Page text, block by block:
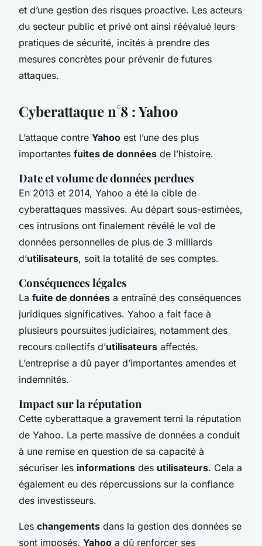
et d’une gestion des risques proactive. Les acteurs
du secteur public et privé ont ainsi réévalué leurs
pratiques de sécurité, incités à prendre des
mesures concrètes pour prévenir de futures
attaques.
Cyberattaque n°8 : Yahoo
L’attaque contre Yahoo est l’une des plus
importantes fuites de données de l’histoire.
Date et volume de données perdues
En 2013 et 2014, Yahoo a été la cible de
cyberattaques massives. Au départ sous-estimées,
ces intrusions ont finalement révélé le vol de
données personnelles de plus de 3 milliards
d’utilisateurs, soit la totalité de ses comptes.
Conséquences légales
La fuite de données a entraîné des conséquences
juridiques significatives. Yahoo a fait face à
plusieurs poursuites judiciaires, notamment des
recours collectifs d’utilisateurs affectés.
L’entreprise a dû payer d’importantes amendes et
indemnités.
Impact sur la réputation
Cette cyberattaque a gravement terni la réputation
de Yahoo. La perte massive de données a conduit
à une remise en question de sa capacité à
sécuriser les informations des utilisateurs. Cela a
également eu des répercussions sur la confiance
des investisseurs.
Les changements dans la gestion des données se
sont imposés. Yahoo a dû renforcer ses